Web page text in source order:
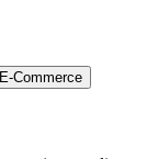
Commerce